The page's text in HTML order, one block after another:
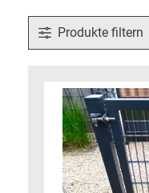
Produkte filtern